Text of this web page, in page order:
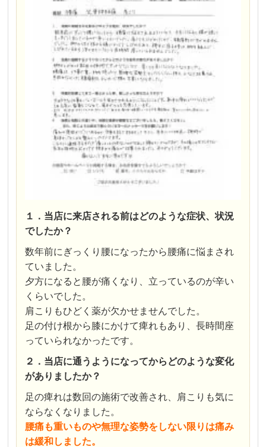
１．当店に来店される前はどのような症状、状況
でしたか？
数年前にぎっくり腰になったから腰痛に悩まされ
ていました。
夕方になると腰が痛くなり、立っているのが辛い
くらいでした。
肩こりもひどく薬が欠かせませんでした。
足の付け根から膝にかけて痺れもあり、長時間座
っていられなかったです。
２．当店に通うようになってからどのような変化
がありましたか？
足の痺れは数回の施術で改善され、肩こりも気に
ならなくなりました。
腰痛も重いものや無理な姿勢をしない限りは痛み
は緩和しました。